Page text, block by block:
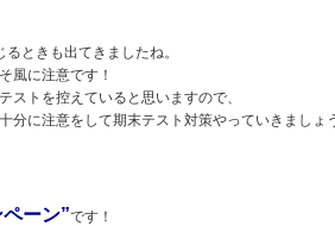
ときも出てきましたね。
風に注意です！
ストを控えていると思いますので、
分に注意をして期末テスト対策やっていきましょ
ーン”です！